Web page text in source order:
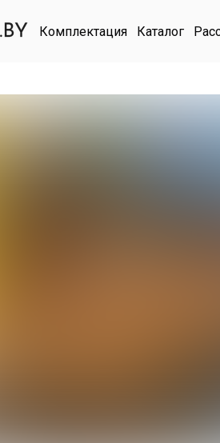
Комплектация Каталог